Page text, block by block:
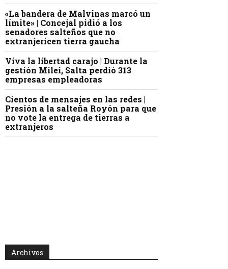
«La bandera de Malvinas marcó un
límite» | Concejal pidió a los
senadores salteños que no
extranjericen tierra gaucha
Viva la libertad carajo | Durante la
gestión Milei, Salta perdió 313
empresas empleadoras
Cientos de mensajes en las redes |
Presión a la salteña Royón para que
no vote la entrega de tierras a
extranjeros
Archivos